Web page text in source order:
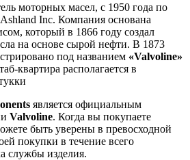
моторных масел, c 1950 года по
Inc. Компания основана
который в 1866 году создал
на основе сырой нефти. В 1873
под названием «Valvoline»
квартира располагается в
является официальным
Valvoline. Когда вы покупаете
быть уверены в превосходной
покупки в течение всего
службы изделия.